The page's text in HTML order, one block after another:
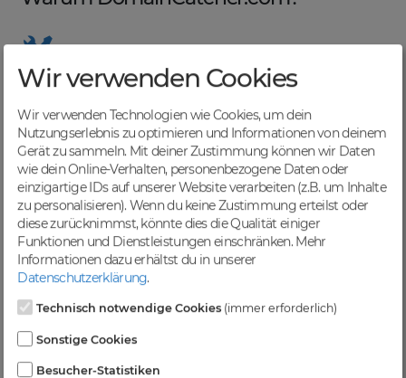
Nützliche Tools
Von Domainern für Domainer entwickelt, mit
übersichtlichen Listen für effizientes Management
Günstige Preise
Backorders bereits ab € 4,99. Je nach deinem Tier-
Level und zzgl. MwSt falls anwendbar
Kein Gebotsverfahren
Einfaches System - Deine Orders werden nach dem
Wir verwenden Cookies
Wir verwenden Technologien wie Cookies, um dein
Nutzungserlebnis zu optimieren und Informationen von deinem
Gerät zu sammeln. Mit deiner Zustimmung können wir Daten
wie dein Online-Verhalten, personenbezogene Daten oder
einzigartige IDs auf unserer Website verarbeiten (z.B. um Inhalte
zu personalisieren). Wenn du keine Zustimmung erteilst oder
diese zurücknimmst, könnte dies die Qualität einiger
Funktionen und Dienstleistungen einschränken. Mehr
Informationen dazu erhältst du in unserer
Datenschutzerklärung.
Technisch notwendige Cookies (immer erforderlich)
Sonstige Cookies
Besucher-Statistiken